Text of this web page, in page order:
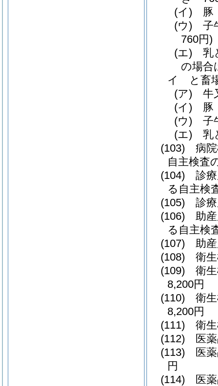
(イ)
(ウ)
子
760円)
(エ)
乳
の場合
イ
と畜
(ア)
牛
(イ)
(ウ)
子
(エ)
乳
(103)
病
自主検査
(104)
診
る自主検
(105)
診
(106)
助
る自主検
(107)
助
(108)
衛
(109)
衛
8,200円
(110)
衛
8,200円
(111)
衛
(112)
医
(113)
医
円
(114)
医